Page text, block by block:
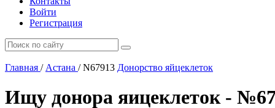
Войти
Регистрация
Главная / Астана /N67913 Донорство яйцеклеток
Ищу донора яицеклеток -